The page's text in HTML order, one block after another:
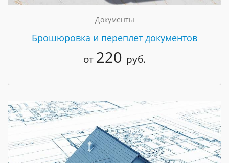
Документы
Брошюровка и переплет документов
от 220 руб.